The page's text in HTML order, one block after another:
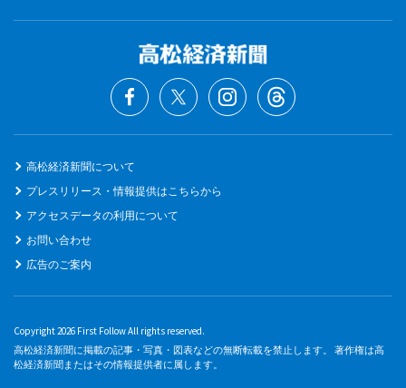
高松経済新聞について
プレスリリース・情報提供はこちらから
アクセスデータの利用について
お問い合わせ
広告のご案内
Copyright 2026 First Follow All rights reserved.
高松経済新聞に掲載の記事・写真・図表などの無断転載を禁止します。 著作権は高
松経済新聞またはその情報提供者に属します。